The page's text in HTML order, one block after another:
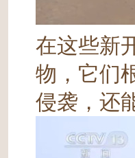
在这些新
物，它们
侵袭，还